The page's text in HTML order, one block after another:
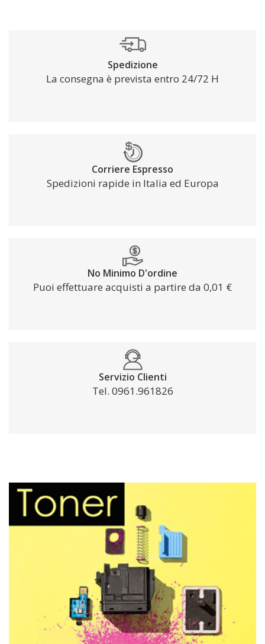
Spedizione
La consegna è prevista entro 24/72 H
Corriere Espresso
Spedizioni rapide in Italia ed Europa
No Minimo D'ordine
Puoi effettuare acquisti a partire da 0,01 €
Servizio Clienti
Tel. 0961.961826